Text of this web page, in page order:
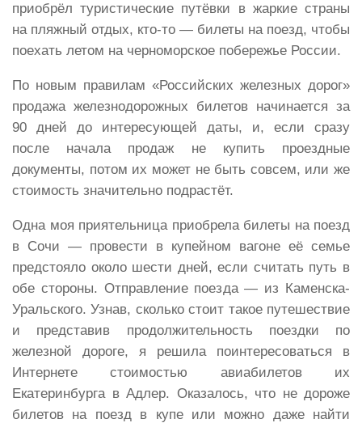
приобрёл туристические путёвки в жаркие страны
на пляжный отдых, кто-то — билеты на поезд, чтобы
поехать летом на черноморское побережье России.
По новым правилам «Российских железных дорог»
продажа железнодорожных билетов начинается за
90 дней до интересующей даты, и, если сразу
после начала продаж не купить проездные
документы, потом их может не быть совсем, или же
стоимость значительно подрастёт.
Одна моя приятельница приобрела билеты на поезд
в Сочи — провести в купейном вагоне её семье
предстояло около шести дней, если считать путь в
обе стороны. Отправление поезда — из Каменска-
Уральского. Узнав, сколько стоит такое путешествие
и представив продолжительность поездки по
железной дороге, я решила поинтересоваться в
Интернете стоимостью авиабилетов их
Екатеринбурга в Адлер. Оказалось, что не дороже
билетов на поезд в купе или можно даже найти